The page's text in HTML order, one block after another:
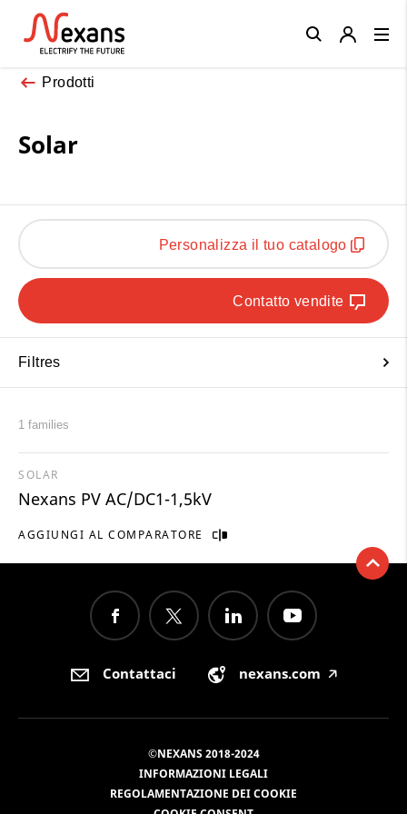
Prodotti
Solar
Personalizza il tuo catalogo
Contatto vendite
Filtres
1 families
AGGIUNGI AL COMPARATORE
SOLAR
Nexans PV AC/DC1-1,5kV
Close
Contattaci nexans.com 🡥
©NEXANS 2018-2024
INFORMAZIONI LEGALI
REGOLAMENTAZIONE DEI COOKIE